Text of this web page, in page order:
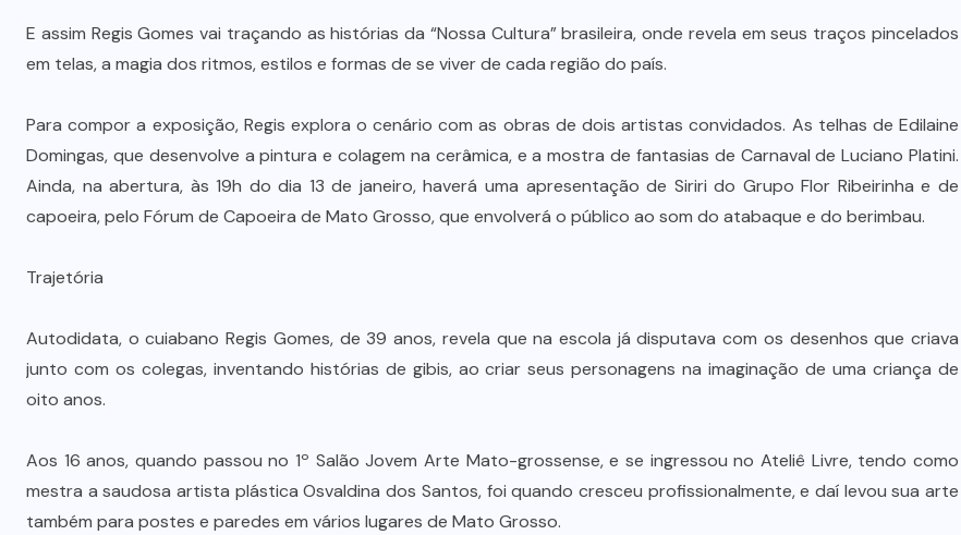
E assim Regis Gomes vai traçando as histórias da “Nossa Cultura” brasileira, onde revela em seus traços pincelados
em telas, a magia dos ritmos, estilos e formas de se viver de cada região do país.
Para compor a exposição, Regis explora o cenário com as obras de dois artistas convidados. As telhas de Edilaine
Domingas, que desenvolve a pintura e colagem na cerâmica, e a mostra de fantasias de Carnaval de Luciano Platini.
Ainda, na abertura, às 19h do dia 13 de janeiro, haverá uma apresentação de Siriri do Grupo Flor Ribeirinha e de
capoeira, pelo Fórum de Capoeira de Mato Grosso, que envolverá o público ao som do atabaque e do berimbau.
Trajetória
Autodidata, o cuiabano Regis Gomes, de 39 anos, revela que na escola já disputava com os desenhos que criava
junto com os colegas, inventando histórias de gibis, ao criar seus personagens na imaginação de uma criança de
oito anos.
Aos 16 anos, quando passou no 1º Salão Jovem Arte Mato-grossense, e se ingressou no Ateliê Livre, tendo como
mestra a saudosa artista plástica Osvaldina dos Santos, foi quando cresceu profissionalmente, e daí levou sua arte
também para postes e paredes em vários lugares de Mato Grosso.
Dia dos Pais impulsiona varejo e
7 DE AGOSTO DE 2026
De queijos a mel: Feira FAM dá
8 DE AGOSTO DE 2026